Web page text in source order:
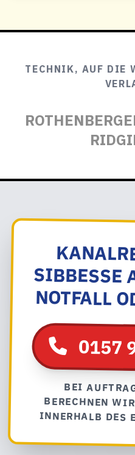
TECHNIK, AUF DIE
SIBBESSE
NOTFALL
0157
BEI
BERECHNEN
INNERHALB DES